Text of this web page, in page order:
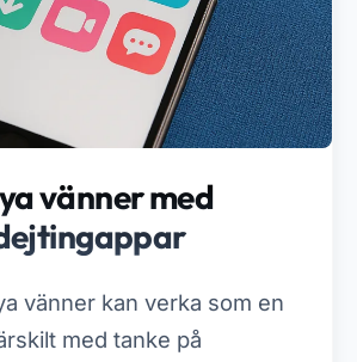
vänner med
vänner kan verka som en
med tanke på